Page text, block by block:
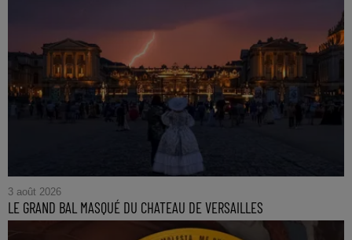
3 août 2026
LE GRAND BAL MASQUÉ DU CHATEAU DE VERSAILLES